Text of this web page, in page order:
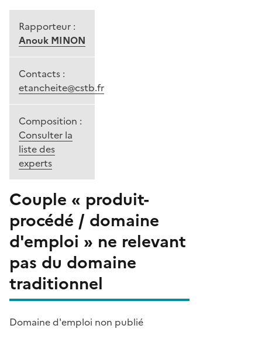
Rapporteur :
Anouk MINON
Contacts :
etancheite@cstb.fr
Composition :
Consulter la
liste des
experts
Couple « produit-
procédé / domaine
d'emploi » ne relevant
pas du domaine
traditionnel
Domaine d'emploi non publié